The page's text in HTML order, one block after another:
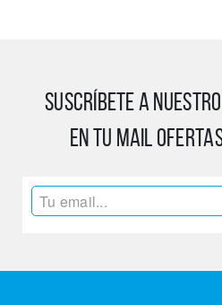
SUSCRÍBETE A
EN TU MAIL